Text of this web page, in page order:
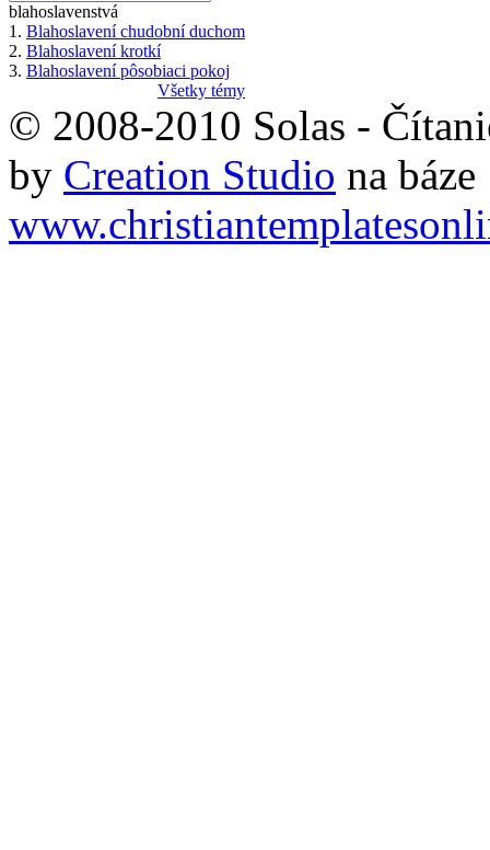
blahoslavenstvá
1. Blahoslavení chudobní duchom
2. Blahoslavení krotkí
3. Blahoslavení pôsobiaci pokoj
Všetky témy
© 2008-2010 Solas -
by Creation Studio na báze